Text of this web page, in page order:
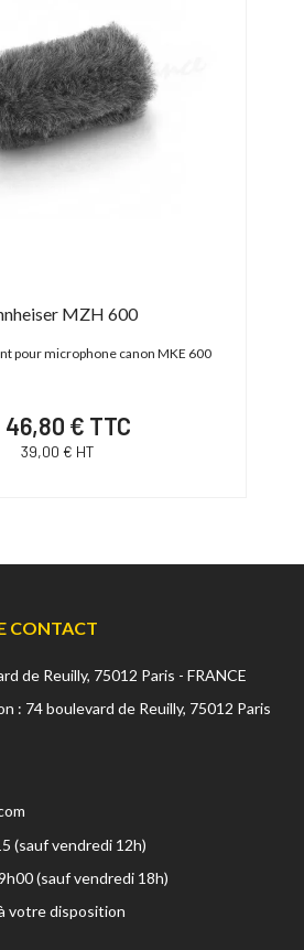
MZH 600
pour microphone canon MKE 600
46,80 € TTC
39,00 € HT
CONTACT
de Reuilly, 75012 Paris - FRANCE
: 74 boulevard de Reuilly, 75012 Paris
(sauf vendredi 12h)
(sauf vendredi 18h)
votre disposition